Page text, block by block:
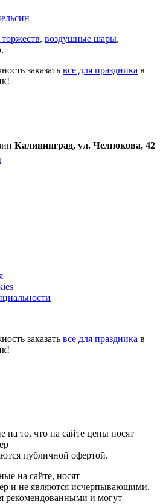
, воздушные шары,
заказать все для праздника в
Калининград, ул. Челнокова, 42
заказать все для праздника в
то, что на сайте цены носят
публичной офертой.
на сайте, носят
и не являются исчерпывающими.
рекомендованными и могут